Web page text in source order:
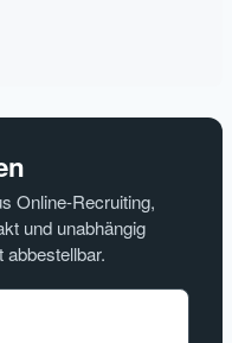
Online-Recruiting,
und unabhängig
abbestellbar.